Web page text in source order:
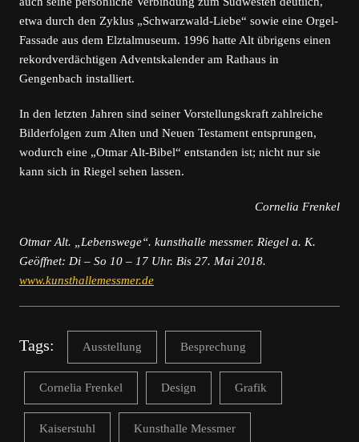
etwa durch den Zyklus „Schwarzwald-Liebe“ sowie eine Orgel-
Fassade aus dem Elztalmuseum. 1996 hatte Alt übrigens einen
rekordverdächtigen Adventskalender am Rathaus in
Gengenbach installiert.
In den letzten Jahren sind seiner Vorstellungskraft zahlreiche
Bilderfolgen zum Alten und Neuen Testament entsprungen,
wodurch eine „Otmar Alt-Bibel“ entstanden ist; nicht nur sie
kann sich in Riegel sehen lassen.
Cornelia Frenkel
Otmar Alt. „Lebenswege“. kunsthalle messmer. Riegel a. K.
Geöffnet: Di – So 10 – 17 Uhr. Bis 27. Mai 2018.
www.kunsthallemessmer.de
Tags: Ausstellung Besprechung
Cornelia Frenkel Design Grafik
Kaiserstuhl Kunsthalle Messmer